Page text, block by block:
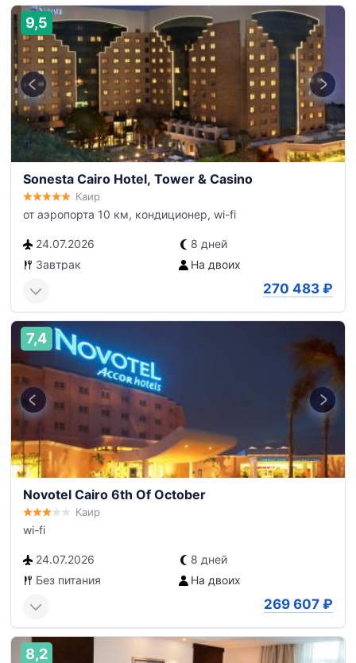
9,5
Sonesta Cairo Hotel, Tower & Casino
Каир
от аэропорта 10 км, кондиционер, wi-fi
24.07.2026
8 дней
Завтрак
На двоих
270 483 ₽
7,4
Novotel Cairo 6th Of October
Каир
wi-fi
24.07.2026
8 дней
Без питания
На двоих
269 607 ₽
8,2